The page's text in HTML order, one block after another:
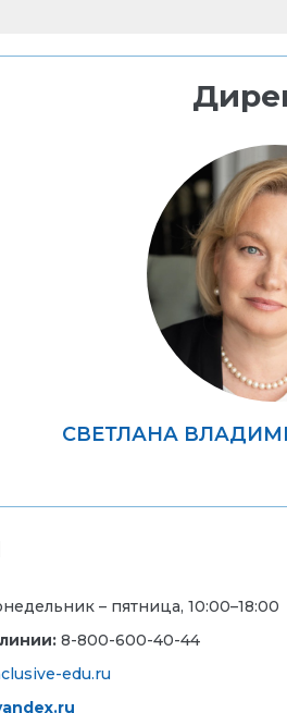
СВЕТЛАНА
– пятница, 10:00–18:00
8-800-600-40-44
edu.ru